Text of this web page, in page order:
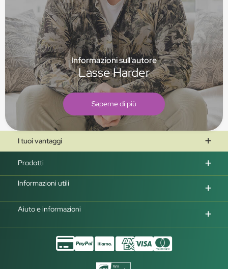
Informazioni sull'autore
Lasse Harder
Saperne di più
I tuoi vantaggi
Prodotti
Informazioni utili
Aiuto e informazioni